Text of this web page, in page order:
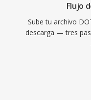
Flujo
Sube tu archivo
descarga — tres